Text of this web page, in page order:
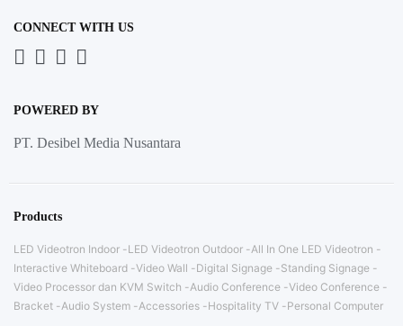
CONNECT WITH US
POWERED BY
PT. Desibel Media Nusantara
Products
LED Videotron Indoor LED Videotron Outdoor All In One LED Videotron
Interactive Whiteboard Video Wall Digital Signage
Standing Signage
Video Processor dan KVM Switch
Audio Conference Video Conference
Bracket Audio System Accessories Hospitality TV Personal Computer